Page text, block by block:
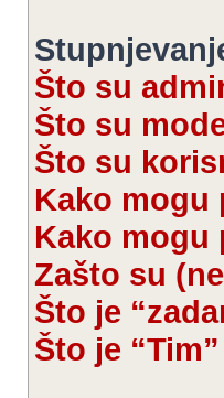
Što su
Što su
Što su
Kako mogu
Kako mogu
Zašto su
Što je
Što je